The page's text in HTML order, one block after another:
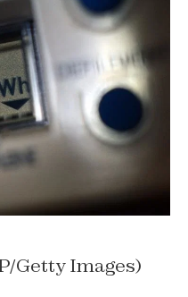
Getty Images)